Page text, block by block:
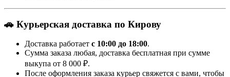
🚗 Курьерская доставка по Кирову
Доставка работает с 10:00 до 18:00.
Сумма заказа любая, доставка бесплатная при сумме
выкупа от 8 000 ₽.
После оформления заказа курьер свяжется с вами, чтобы